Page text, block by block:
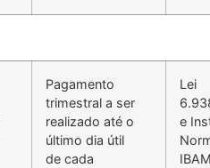
Pagamento
trimestral a ser
realizado até o
último dia útil
de cada
Lei
e